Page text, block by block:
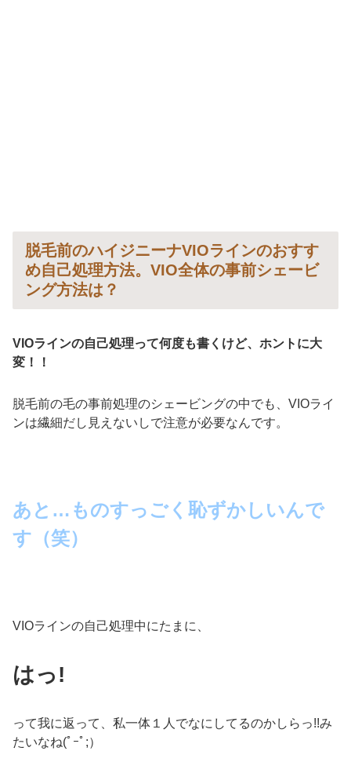
脱毛前のハイジニーナVIOラインのおすす
め自己処理方法。VIO全体の事前シェービ
ング方法は？
VIOラインの自己処理って何度も書くけど、ホントに大
変！！
脱毛前の毛の事前処理のシェービングの中でも、VIOライ
ンは繊細だし見えないしで注意が必要なんです。
あと…ものすっごく恥ずかしいんで
す（笑）
VIOラインの自己処理中にたまに、
はっ!
って我に返って、私一体１人でなにしてるのかしらっ!!み
たいなね(ﾟｰﾟ;）